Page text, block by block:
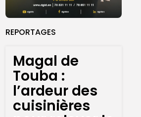
REPORTAGES
Magal de
Touba :
l’ardeur des
cuisinières